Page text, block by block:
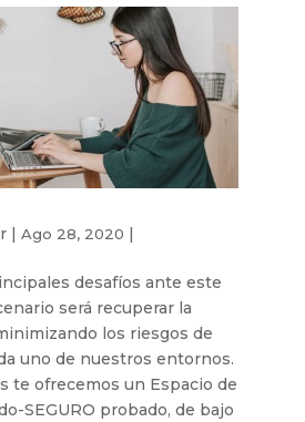
| Ago 28, 2020 |
desafíos ante este
será recuperar la
los riesgos de
uno de nuestros entornos.
te ofrecemos un Espacio de
SEGURO probado, de bajo